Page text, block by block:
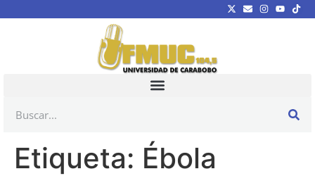
Etiqueta: Ébola